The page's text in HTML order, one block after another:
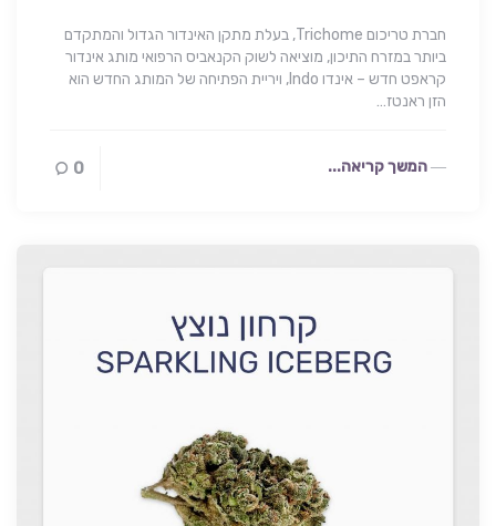
חברת טריכום Trichome, בעלת מתקן האינדור הגדול והמתקדם
ביותר במזרח התיכון, מוציאה לשוק הקנאביס הרפואי מותג אינדור
קראפט חדש – אינדו Indo, ויריית הפתיחה של המותג החדש הוא
הזן ראנטז…
המשך קריאה... 0